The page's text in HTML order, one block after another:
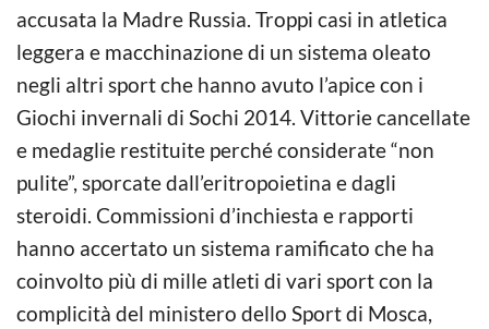
accusata la Madre Russia. Troppi casi in atletica
leggera e macchinazione di un sistema oleato
negli altri sport che hanno avuto l’apice con i
Giochi invernali di Sochi 2014. Vittorie cancellate
e medaglie restituite perché considerate “non
pulite”, sporcate dall’eritropoietina e dagli
steroidi. Commissioni d’inchiesta e rapporti
hanno accertato un sistema ramificato che ha
coinvolto più di mille atleti di vari sport con la
complicità del ministero dello Sport di Mosca,